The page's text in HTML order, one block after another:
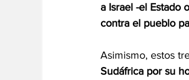
a Israel -el Estado
contra el pueblo
Asimismo, estos
Sudáfrica por su